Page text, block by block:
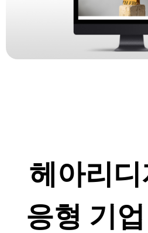
헤아리
응형 기업